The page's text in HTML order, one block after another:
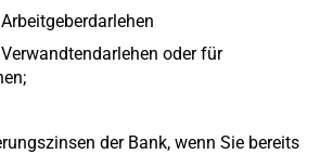
oder für
der Bank, wenn Sie bereits